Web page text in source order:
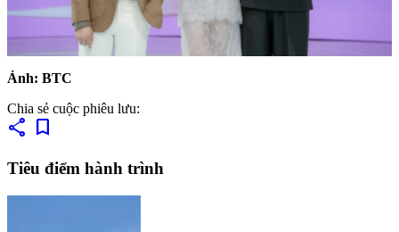
Ảnh: BTC
Chia sẻ cuộc phiêu lưu:
share bookmark
Tiêu điểm hành trình